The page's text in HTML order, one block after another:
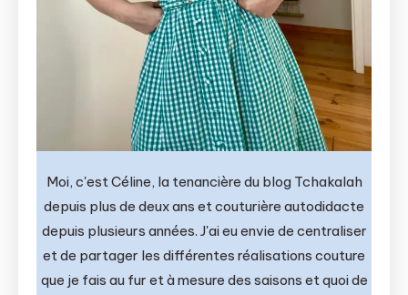
Moi, c'est Céline, la tenancière du blog Tchakalah
depuis plus de deux ans et couturière autodidacte
depuis plusieurs années. J'ai eu envie de centraliser
et de partager les différentes réalisations couture
que je fais au fur et à mesure des saisons et quoi de